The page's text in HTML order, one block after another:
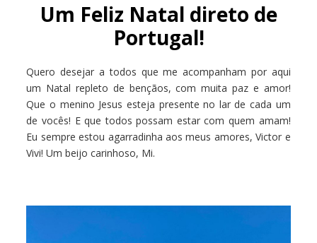
Um Feliz Natal direto de
Portugal!
Quero desejar a todos que me acompanham por aqui
um Natal repleto de bençãos, com muita paz e amor!
Que o menino Jesus esteja presente no lar de cada um
de vocês! E que todos possam estar com quem amam!
Eu sempre estou agarradinha aos meus amores, Victor e
Vivi! Um beijo carinhoso, Mi.